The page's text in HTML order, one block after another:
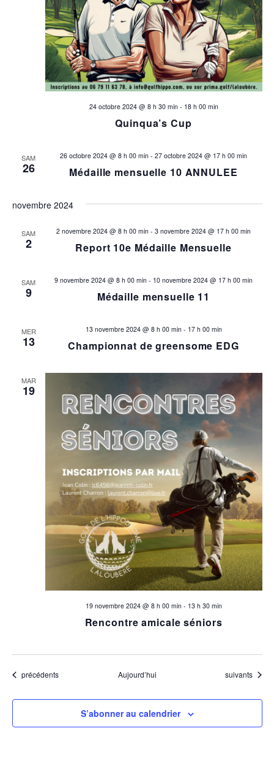
Quinqua’s Cup
24 octobre 2024 @ 8 h 30 min- 18 h 00 min
SAM
26 Médaille mensuelle 10 ANNULEE
26 octobre 2024 @ 8 h 00 min - 27 octobre 2024 @ 17 h 00 min
novembre 2024
SAM
2 Report 10e Médaille Mensuelle
2 novembre 2024 @ 8 h 00 min - 3 novembre 2024 @ 17 h 00 min
SAM
9 Médaille mensuelle 11
9 novembre 2024 @ 8 h 00 min - 10 novembre 2024 @ 17 h 00 min
MER
13 Championnat de greensome EDG
13 novembre 2024 @ 8 h 00 min- 17 h 00 min
MAR
19
Rencontre amicale séniors
19 novembre 2024 @ 8 h 00 min- 13 h 30 min
Évènements
précédents Aujourd’hui Évènements
suivants
S’abonner au calendrier